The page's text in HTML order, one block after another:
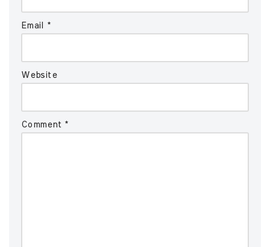
Email *
Website
Comment *